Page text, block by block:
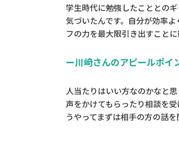
学生時代に勉強したこととの
気づいたんです。自分が効率
フの力を最大限引き出すこと
ー川﨑さんのアピールポイ
人当たりはいい方なのかなと
声をかけてもらったり相談を
うやってまずは相手の方の話